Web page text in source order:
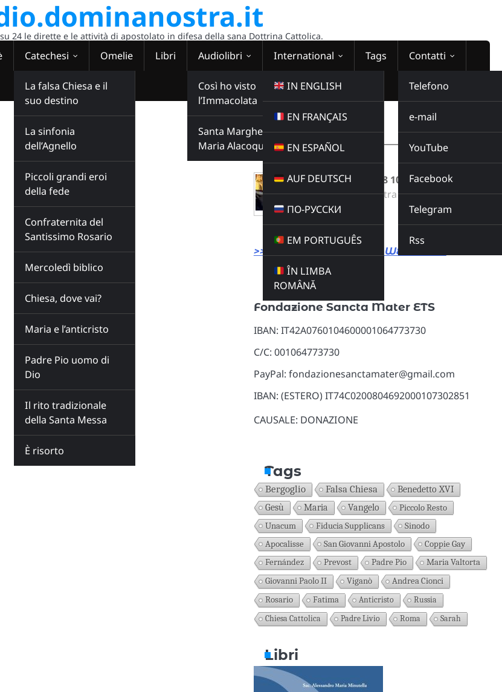
24 le dirette e le attività di apostolato in difesa della sana Dottrina Cattolica.
Catechesi
La falsa Chiesa e il
suo destino
La sinfonia
dell’Agnello
Piccoli grandi eroi
della fede
Confraternita del
Santissimo Rosario
Mercoledì biblico
Chiesa, dove vai?
Maria e l’anticristo
Padre Pio uomo di
Dio
Il rito tradizionale
della Santa Messa
È risorto
Omelie Libri Audiolibri
Così ho visto
l’Immacolata
Santa Margherita
Maria Alacoque
International
IN ENGLISH
EN FRANÇAIS
EN ESPAÑOL
AUF DEUTSCH
ПО-РУССКИ
EM PORTUGUÊS
ÎN LIMBA
ROMÂNĂ
Tags Contatti
Telefono
e-mail
YouTube
Facebook
Telegram
Rss
WEBRADIO
00:00:00
Santi e caffè del 28 10 25
Radio Domina Nostra
SANTI E CAFFE
Buy this album
>>> LINK DIRETTO ALLA WEBRADIO
Donazioni
Fondazione Sancta Mater ETS
IBAN: IT42A0760104600001064773730
C/C: 001064773730
PayPal: fondazionesanctamater@gmail.com
IBAN: (ESTERO) IT74C0200804692000107302851
CAUSALE: DONAZIONE
Tags
Bergoglio Falsa Chiesa Benedetto XVI
Gesù Maria Vangelo
Piccolo Resto
Unacum
Fiducia Supplicans
Sinodo
Apocalisse
San Giovanni Apostolo Coppie Gay
Fernández Prevost Padre Pio
Maria Valtorta
Giovanni Paolo II
Viganò
Andrea Cionci
Rosario
Fatima Anticristo
Russia
Chiesa Cattolica
Padre Livio Roma Sarah
Libri